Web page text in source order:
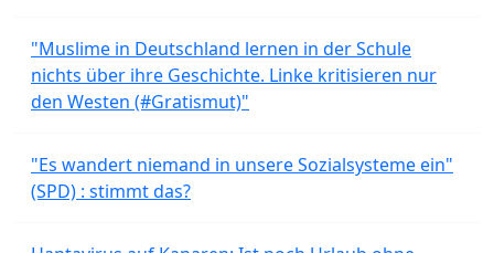
"Muslime in Deutschland lernen in der Schule
nichts über ihre Geschichte. Linke kritisieren nur
den Westen (#Gratismut)"
"Es wandert niemand in unsere Sozialsysteme ein"
(SPD) : stimmt das?